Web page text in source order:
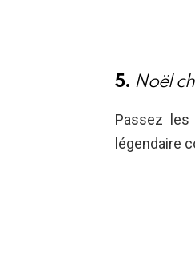
5. Noël
Passez
légendaire